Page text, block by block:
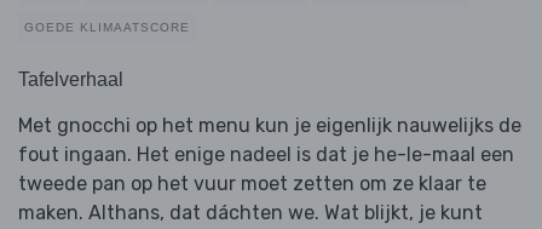
GOEDE KLIMAATSCORE
Tafelverhaal
Met gnocchi op het menu kun je eigenlijk nauwelijks de
fout ingaan. Het enige nadeel is dat je he-le-maal een
tweede pan op het vuur moet zetten om ze klaar te
maken. Althans, dat dáchten we. Wat blijkt, je kunt